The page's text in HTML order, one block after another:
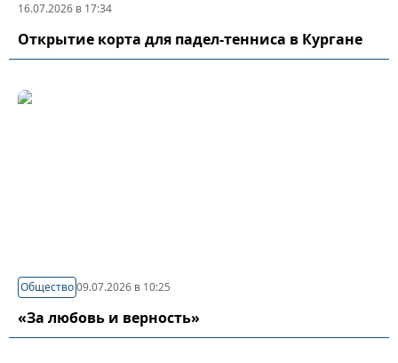
16.07.2026 в 17:34
Открытие корта для падел-тенниса в Кургане
Общество09.07.2026 в 10:25
«За любовь и верность»